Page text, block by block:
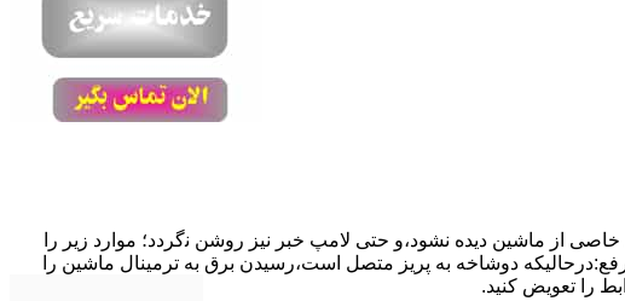
از ﻣﺎﺷﯿﻦ دﯾﺪه نشود،و حتی ﻻﻣﭗ ﺧﺒﺮ ﻧﯿﺰ روﺷﻦ ﻧگردد؛ موارد زیر را
دوﺷﺎﺧﻪ و ﯾﺎ ﮐﺎﺑﻞ راﺑﻂ ﻣﻌﯿﻮب ﺷﺪه است.نحوه رفع:درحالیکه دوﺷﺎﺧﻪ ﺑﻪ ﭘﺮﯾﺰ ﻣﺘﺼﻞ اﺳﺖ،رﺳﯿﺪن ﺑﺮق ﺑﻪ ﺗﺮﻣﯿﻨﺎل ﻣﺎﺷﯿﻦ را
را ﺗﻌﻮﯾﺾ کنید.